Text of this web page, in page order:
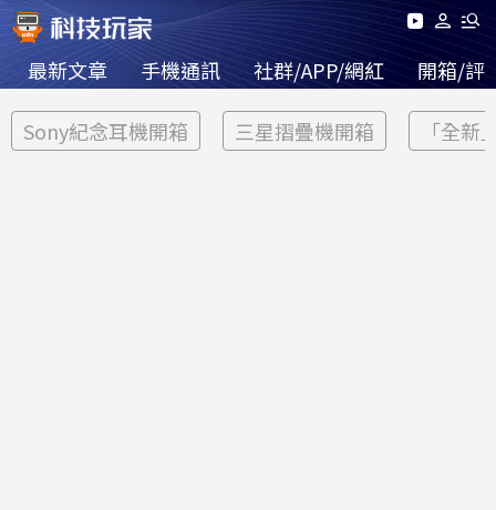
最新文章 手機通訊 社群/APP/網紅 開箱/評
Sony紀念耳機開箱 三星摺疊機開箱 「全新